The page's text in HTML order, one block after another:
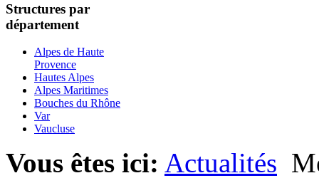
Structures par
département
Alpes de Haute
Provence
Hautes Alpes
Alpes Maritimes
Bouches du Rhône
Var
Vaucluse
Vous êtes ici: Actualités